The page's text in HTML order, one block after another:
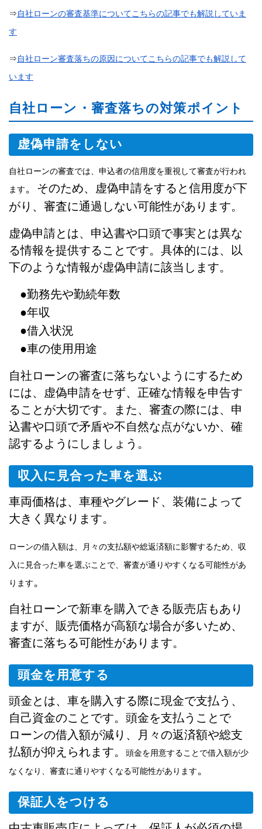
⇒自社ローンの審査基準についてこちらの記事でも解説していま
す
⇒自社ローン審査落ちの原因についてこちらの記事でも解説して
います
自社ローン・審査落ちの対策ポイント
虚偽申請をしない
自社ローンの審査では、申込者の信用度を重視して審査が行われ
ます。そのため、虚偽申請をすると信用度が下
がり、審査に通過しない可能性があります。
虚偽申請とは、申込書や口頭で事実とは異な
る情報を提供することです。具体的には、以
下のような情報が虚偽申請に該当します。
●勤務先や勤続年数
●年収
●借入状況
●車の使用用途
自社ローンの審査に落ちないようにするため
には、虚偽申請をせず、正確な情報を申告す
ることが大切です。また、審査の際には、申
込書や口頭で矛盾や不自然な点がないか、確
認するようにしましょう。
収入に見合った車を選ぶ
車両価格は、車種やグレード、装備によって
大きく異なります。
ローンの借入額は、月々の支払額や総返済額に影響するため、収
入に見合った車を選ぶことで、審査が通りやすくなる可能性があ
ります。
自社ローンで新車を購入できる販売店もあり
ますが、販売価格が高額な場合が多いため、
審査に落ちる可能性があります。
頭金を用意する
頭金とは、車を購入する際に現金で支払う、
自己資金のことです。頭金を支払うことで
ローンの借入額が減り、月々の返済額や総支
払額が抑えられます。
頭金を用意することで借入額が少
なくなり、審査に通りやすくなる可能性があります。
保証人をつける